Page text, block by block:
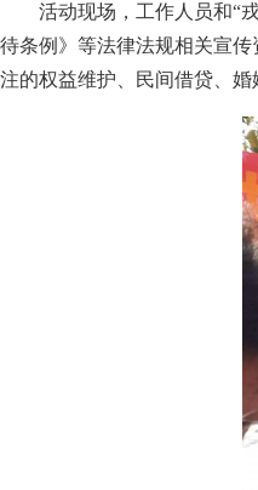
活动现场，工作人员和“
待条例》等法律法规相关宣
注的权益维护、民间借贷、